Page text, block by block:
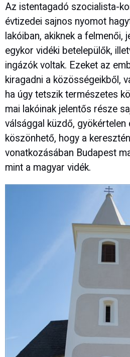
Az istentagadó szocialista-
évtizedei sajnos nyomot
lakóiban, akiknek a felmenői,
egykor vidéki betelepülők,
ingázók voltak. Ezeket az
kiragadni a közösségeikből,
ha úgy tetszik természetes
mai lakóinak jelentős része
válsággal küzdő, gyökértelen
köszönhető, hogy a
vonatkozásában Budapest
mint a magyar vidék.